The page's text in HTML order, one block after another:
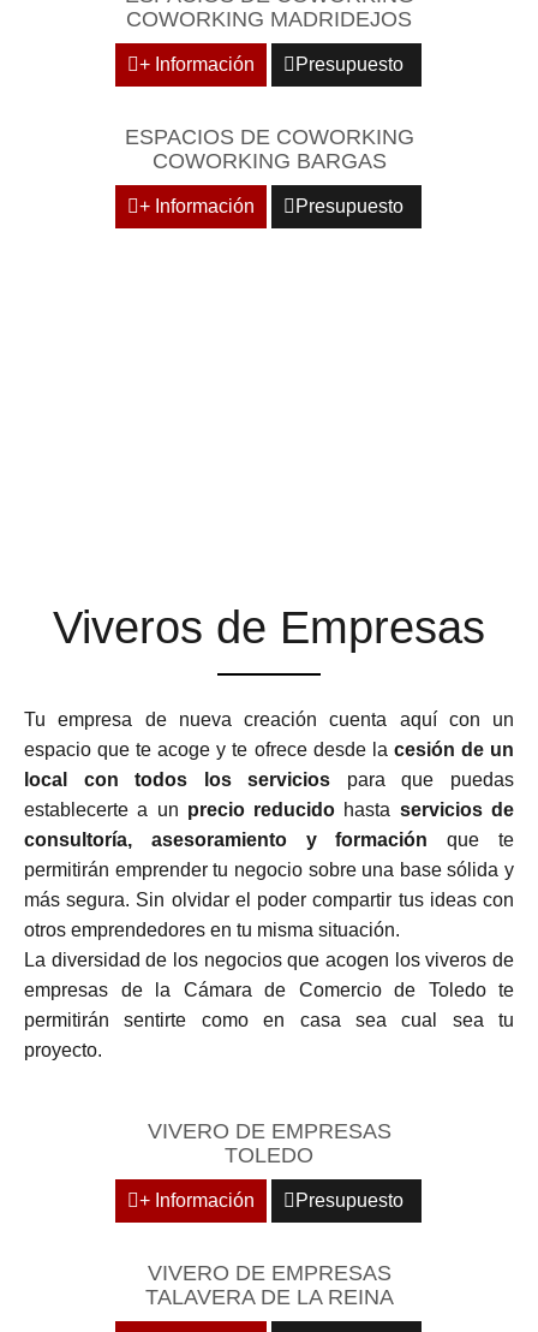
COWORKING MADRIDEJOS
+ Información Presupuesto
ESPACIOS DE COWORKING
COWORKING BARGAS
+ Información Presupuesto
Viveros de Empresas
Tu empresa de nueva creación cuenta aquí con un
espacio que te acoge y te ofrece desde la cesión de un
local con todos los servicios para que puedas
establecerte a un precio reducido hasta servicios de
consultoría, asesoramiento y formación que te
permitirán emprender tu negocio sobre una base sólida y
más segura. Sin olvidar el poder compartir tus ideas con
otros emprendedores en tu misma situación.
La diversidad de los negocios que acogen los viveros de
empresas de la Cámara de Comercio de Toledo te
permitirán sentirte como en casa sea cual sea tu
proyecto.
VIVERO DE EMPRESAS
TOLEDO
+ Información Presupuesto
VIVERO DE EMPRESAS
TALAVERA DE LA REINA